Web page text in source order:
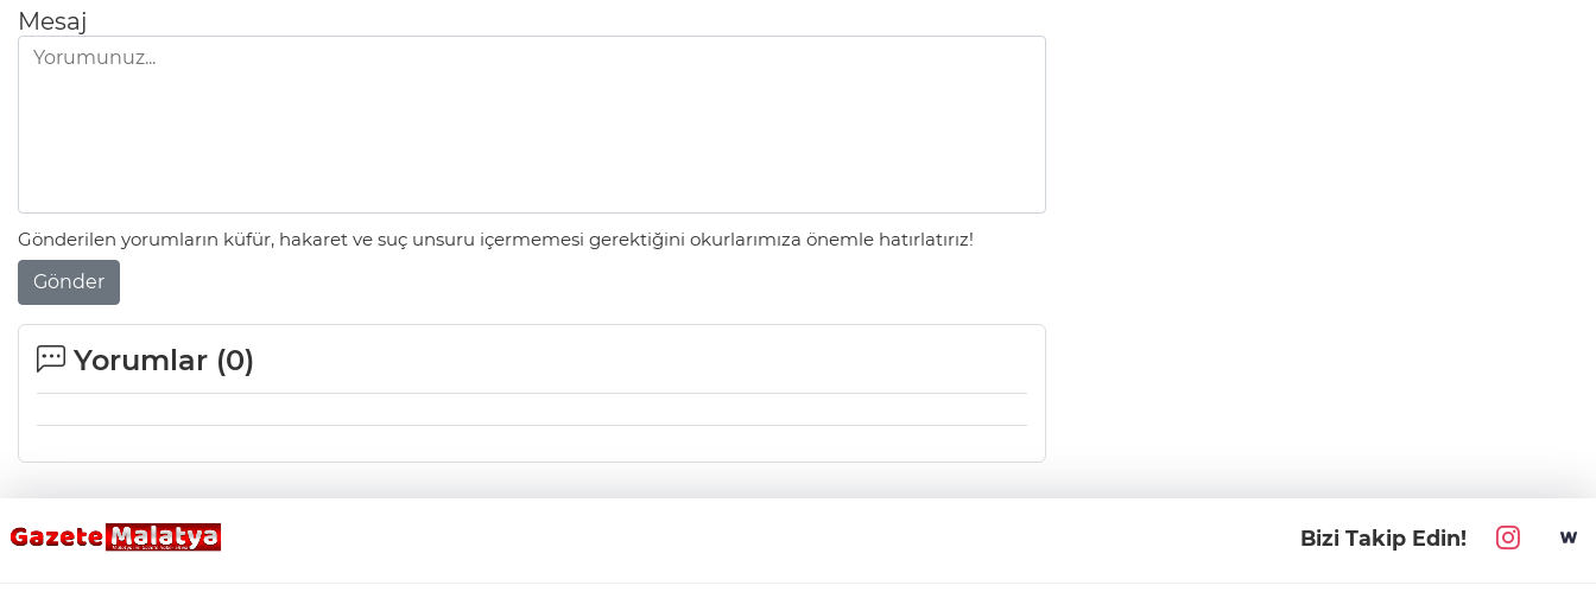
Mesaj
Gönderilen yorumların küfür, hakaret ve suç unsuru içermemesi gerektiğini okurlarımıza önemle hatırlatırız!
Gönder
Yorumlar (0)
Bizi Takip Edin!